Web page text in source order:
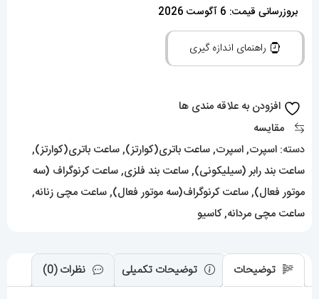
جیشاک
بند
مشکی
g-
2100
021456
بروزرسانی قیمت: 6 آگوست 2026
راهنمای اندازه گیری
افزودن به علاقه مندی ها
مقایسه
دسته: اسپرت,اسپرت,ساعت باتری(کوارتز),ساعت باتری(کوارتز),
ساعت بند رابر (سیلیکونی),ساعت بند فلزی,ساعت کرنوگراف (سه
موتور فعال),ساعت کرنوگراف(سه موتور فعال),ساعت مچی زنانه,
ساعت مچی مردانه,کاسیو
توضیحات توضیحات تکمیلی نظرات (0)